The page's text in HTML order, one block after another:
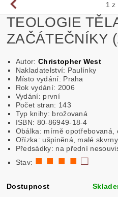
1 z
TEOLOGIE
ZAČÁTEČNÍKY
Autor: Christopher West
Nakladatelství: Paulínky
Místo vydání: Praha
Rok vydání: 2006
Vydání: první
Počet stran: 143
Typ knihy: brožovaná
ISBN: 80-86949-18-4
Obálka: mírně opotřebovaná,
Ořízka: ušpiněná, malé skvrny
Předsádky: na přední
Stav: ■ ■ ■ ■ □
Dostupnost